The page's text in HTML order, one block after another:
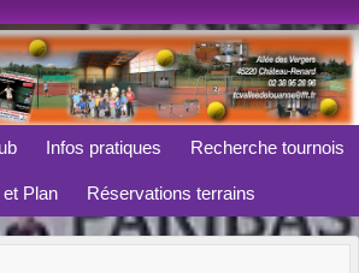
Infos pratiques Recherche tournois
Plan Réservations terrains